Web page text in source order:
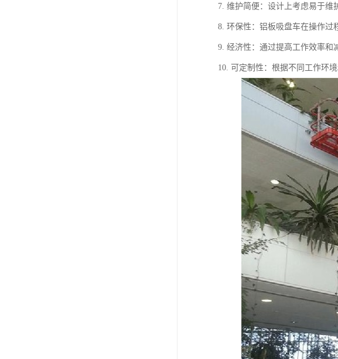
7. 维护简便：设计上考虑易于维
8. 环保性：铝板吸盘车在操作过
9. 经济性：通过提高工作效率和
10. 可定制性：根据不同工作环